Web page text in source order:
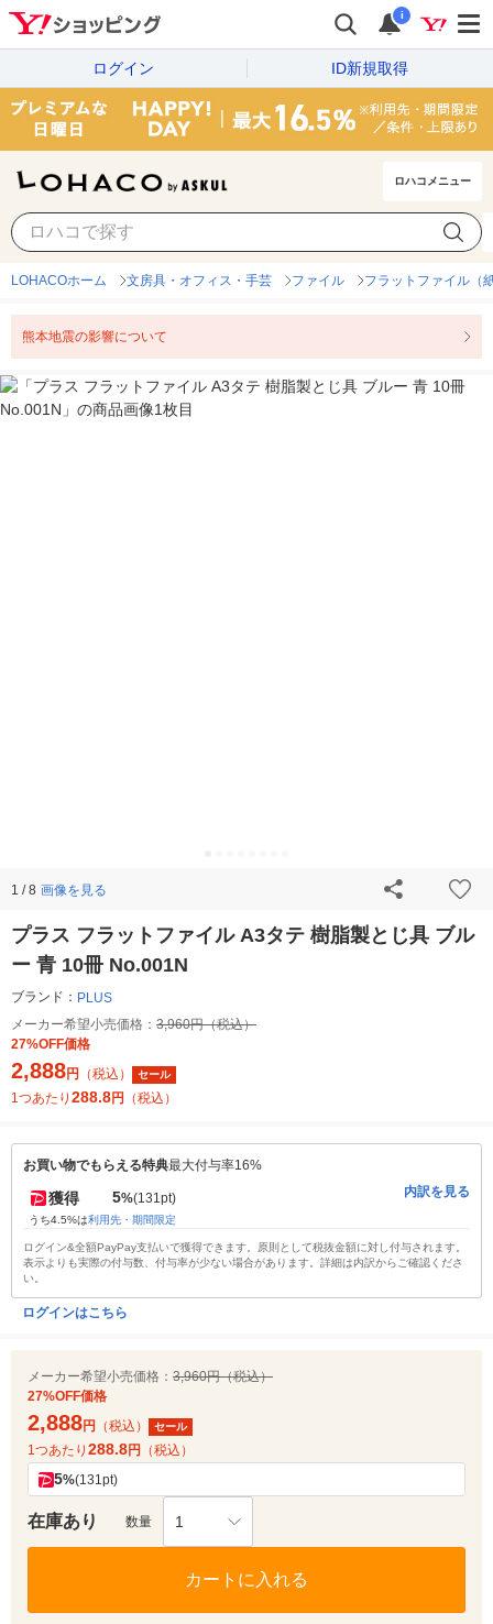
i
ログイン ID新規取得
ロハコメニュー
LOHACOホーム 文房具・オフィス・手芸 ファイル フラットファイル（
熊本地震の影響について
1 / 8 画像を見る
プラス フラットファイル A3タテ 樹脂製とじ具 ブル
ー 青 10冊 No.001N
ブランド： PLUS
メーカー希望小売価格： 3,960円（税込）
27%OFF価格
2,888円 （税込） セール
1つあたり 288.8円 （税込）
お買い物でもらえる特典最大付与率16%
獲得 5%(131pt)
うち4.5%は利用先・期間限定
内訳を見る
ログイン&全額PayPay支払いで獲得できます。原則として税抜金額に対し付与されます。
表示よりも実際の付与数、付与率が少ない場合があります。詳細は内訳からご確認くださ
い。
ログインはこちら
メーカー希望小売価格： 3,960円（税込）
27%OFF価格
2,888円 （税込） セール
1つあたり 288.8円 （税込）
5%(131pt)
在庫あり 数量 1
カートに入れる